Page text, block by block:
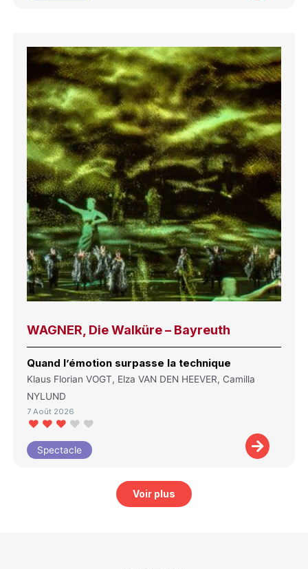
WAGNER, Die Walküre – Bayreuth
Quand l’émotion surpasse la technique
Klaus Florian VOGT, Elza VAN DEN HEEVER, Camilla
NYLUND
7 Août 2026
Spectacle
Voir plus